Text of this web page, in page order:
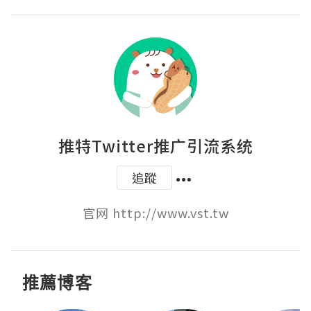
推特Twitter推广引流系统
追蹤
官网 http://www.vst.tw
推薦博客